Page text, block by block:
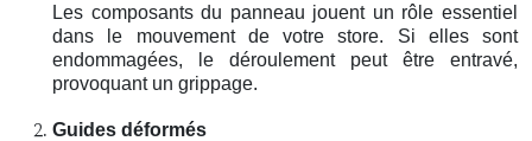
Les composants du panneau jouent un rôle essentiel
dans le mouvement de votre store. Si elles sont
endommagées, le déroulement peut être entravé,
provoquant un grippage.
Guides déformés